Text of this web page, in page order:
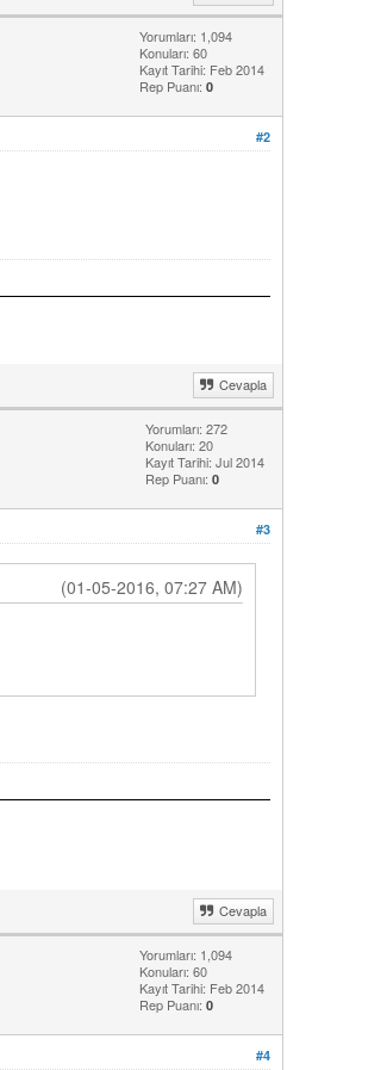
Yorumları: 1,094
Konuları: 60
Kayıt Tarihi: Feb 2014
Rep Puanı: 0
#2
Cevapla
Yorumları: 272
Konuları: 20
Kayıt Tarihi: Jul 2014
Rep Puanı: 0
#3
(01-05-2016, 07:27 AM)
Cevapla
Yorumları: 1,094
Konuları: 60
Kayıt Tarihi: Feb 2014
Rep Puanı: 0
#4